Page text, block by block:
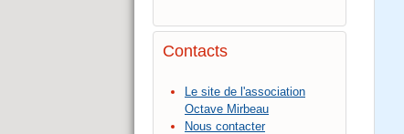
Contacts
Le site de l'association
Octave Mirbeau
Nous contacter